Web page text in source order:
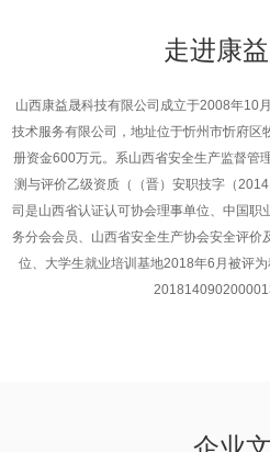
走进康
山西康益晟科技有限公司成立于2008年10
技术服务有限公司，地址位于忻州市忻府区
册资金600万元。系山西省安全生产监督管
测与评价乙级资质（（晋）安职技字（
司是山西省认证认可协会理事单位、中国职
务分会会员、山西省安全生产协会安全评价
位、大学生就业培训基地2018年6月被评